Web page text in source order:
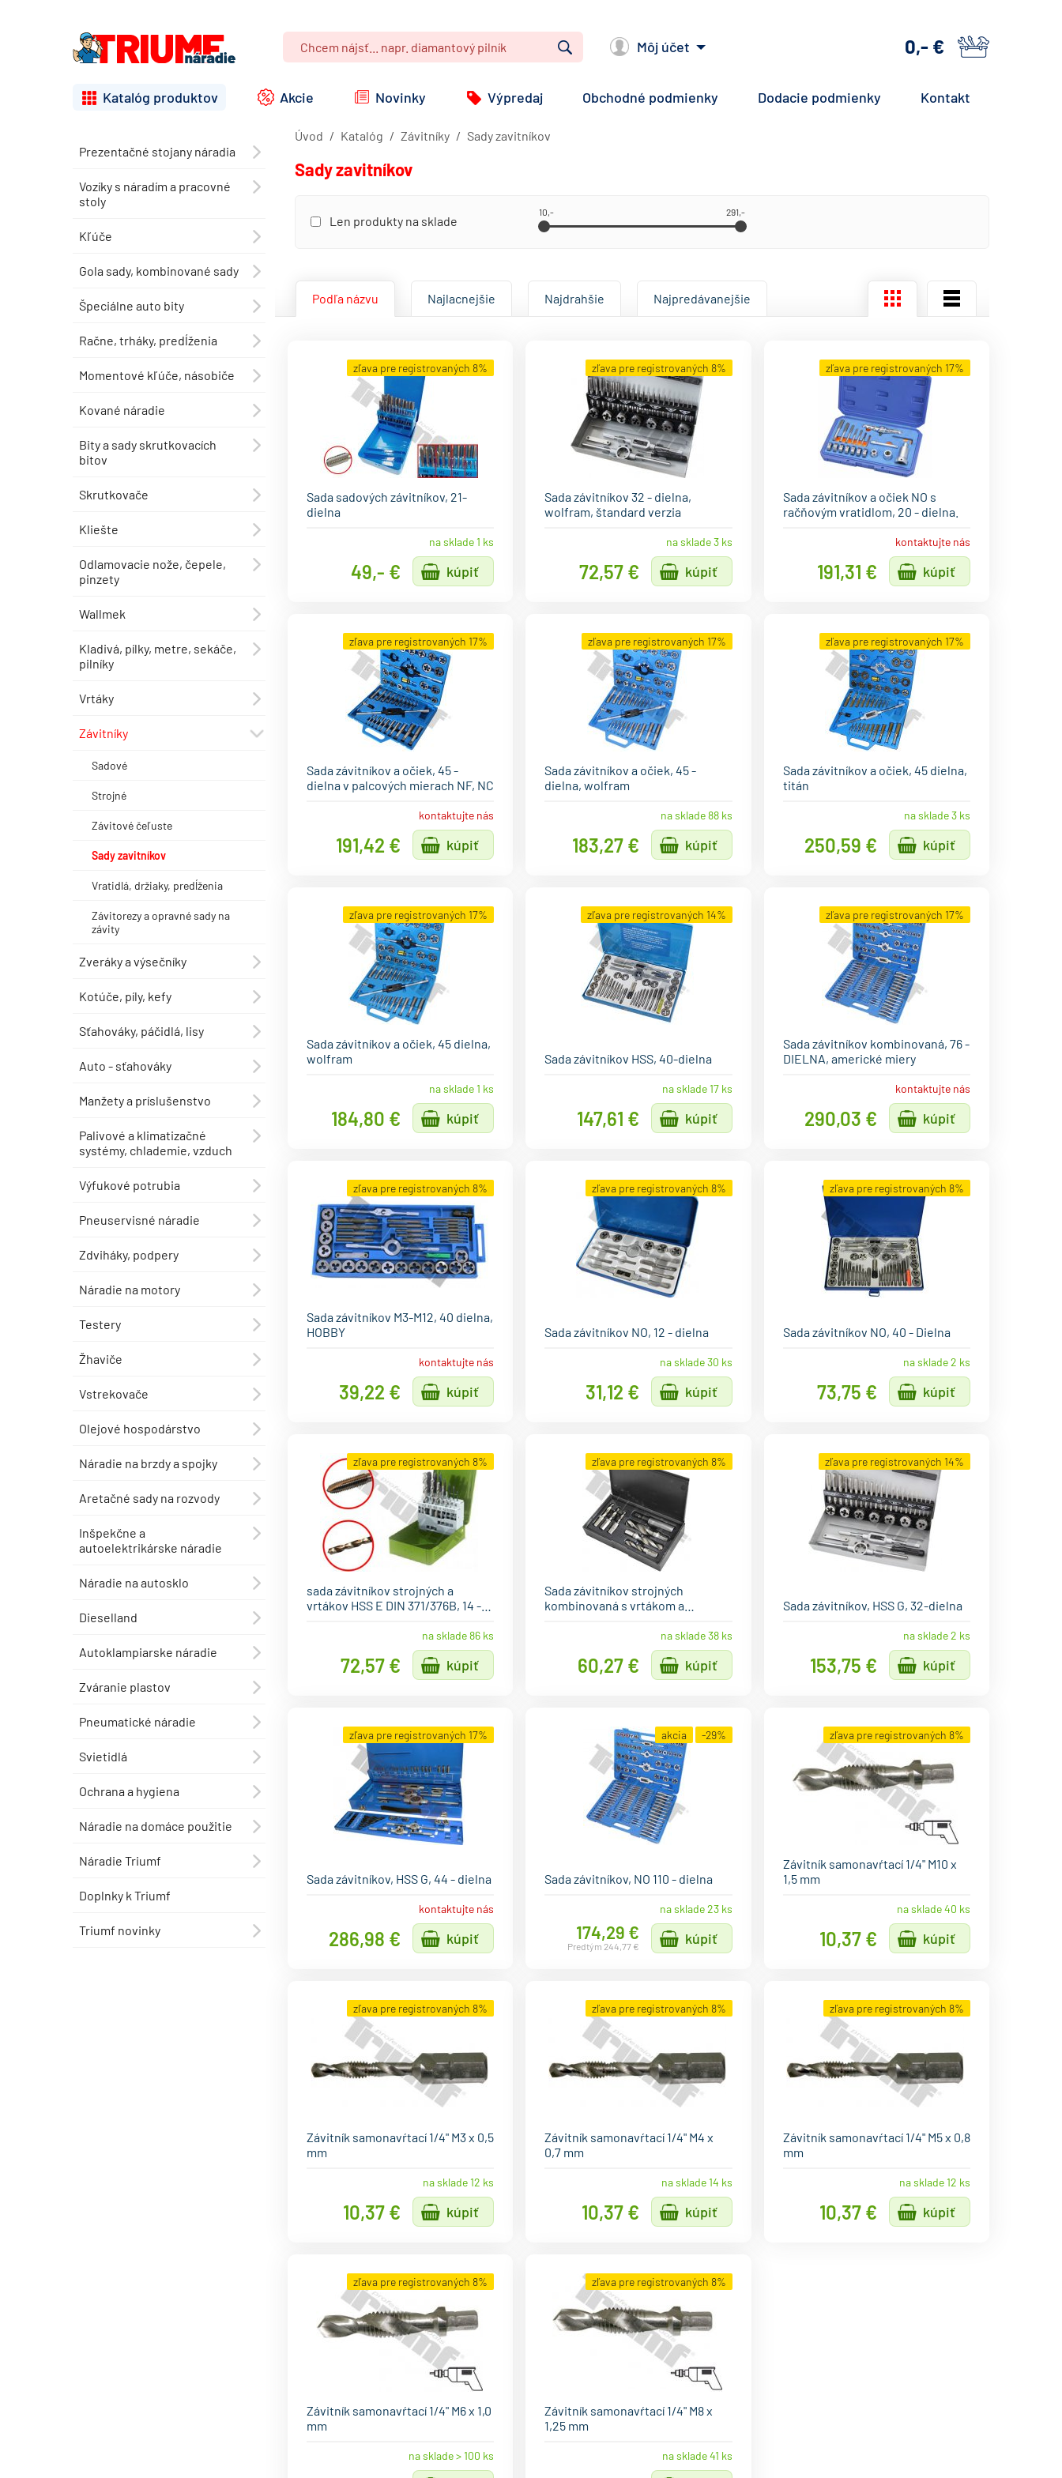
Vyhľadať Môj účet 0,- €
Katalóg produktov Akcie Novinky Výpredaj Obchodné podmienky Dodacie podmienky Kontakt
Prezentačné stojany náradia
Vozíky s náradím a pracovné
stoly
Kľúče
Gola sady, kombinované sady
Špeciálne auto bity
Račne, trháky, predĺženia
Momentové kľúče, násobiče
Kované náradie
Bity a sady skrutkovacích
bitov
Skrutkovače
Kliešte
Odlamovacie nože, čepele,
pinzety
Wallmek
Kladivá, pílky, metre, sekáče,
pilníky
Vrtáky
Závitníky
Sadové
Strojné
Závitové čeľuste
Sady zavitníkov
Vratidlá, držiaky, predĺženia
Závitorezy a opravné sady na
závity
Zveráky a výsečníky
Kotúče, píly, kefy
Sťahováky, páčidlá, lisy
Auto - sťahováky
Manžety a príslušenstvo
Palivové a klimatizačné
systémy, chlademie, vzduch
Výfukové potrubia
Pneuservisné náradie
Zdviháky, podpery
Náradie na motory
Testery
Žhaviče
Vstrekovače
Olejové hospodárstvo
Náradie na brzdy a spojky
Aretačné sady na rozvody
Inšpekčne a
autoelektrikárske náradie
Náradie na autosklo
Dieselland
Autoklampiarske náradie
Zváranie plastov
Pneumatické náradie
Svietidlá
Ochrana a hygiena
Náradie na domáce použitie
Náradie Triumf
Doplnky k Triumf
Triumf novinky
Úvod Katalóg Závitníky Sady zavitníkov
Sady zavitníkov
Len produkty na sklade
10,- 291,-
Podľa názvu Najlacnejšie Najdrahšie Najpredávanejšie Mriežka
zľava pre registrovaných 8%
Sada sadových závitníkov, 21-
dielna
na sklade 1 ks
49,- € kúpiť
zľava pre registrovaných 8%
Sada závitníkov 32 - dielna,
wolfram, štandard verzia
na sklade 3 ks
72,57 € kúpiť
zľava pre registrovaných 17%
Sada závitníkov a očiek NO s
račňovým vratidlom, 20 - dielna.
kontaktujte nás
191,31 € kúpiť
zľava pre registrovaných 17%
Sada závitníkov a očiek, 45 -
dielna v palcových mierach NF, NC
kontaktujte nás
191,42 € kúpiť
zľava pre registrovaných 17%
Sada závitníkov a očiek, 45 -
dielna, wolfram
na sklade 88 ks
183,27 € kúpiť
zľava pre registrovaných 17%
Sada závitníkov a očiek, 45 dielna,
titán
na sklade 3 ks
250,59 € kúpiť
zľava pre registrovaných 17%
Sada závitníkov a očiek, 45 dielna,
wolfram
na sklade 1 ks
184,80 € kúpiť
zľava pre registrovaných 14%
Sada závitníkov HSS, 40-dielna
na sklade 17 ks
147,61 € kúpiť
zľava pre registrovaných 17%
Sada závitníkov kombinovaná, 76 -
DIELNA, americké miery
kontaktujte nás
290,03 € kúpiť
zľava pre registrovaných 8%
Sada závitníkov M3-M12, 40 dielna,
HOBBY
kontaktujte nás
39,22 € kúpiť
zľava pre registrovaných 8%
Sada závitníkov NO, 12 - dielna
na sklade 30 ks
31,12 € kúpiť
zľava pre registrovaných 8%
Sada závitníkov NO, 40 - Dielna
na sklade 2 ks
73,75 € kúpiť
zľava pre registrovaných 8%
sada závitníkov strojných a
vrtákov HSS E DIN 371/376B, 14 -…
na sklade 86 ks
72,57 € kúpiť
zľava pre registrovaných 8%
Sada závitníkov strojných
kombinovaná s vrtákom a…
na sklade 38 ks
60,27 € kúpiť
zľava pre registrovaných 14%
Sada závitníkov, HSS G, 32-dielna
na sklade 2 ks
153,75 € kúpiť
zľava pre registrovaných 17%
Sada závitníkov, HSS G, 44 - dielna
kontaktujte nás
286,98 € kúpiť
akcia -29%
Sada závitníkov, NO 110 - dielna
na sklade 23 ks
174,29 €
Predtým 244,77 € kúpiť
zľava pre registrovaných 8%
Závitník samonavŕtací 1/4" M10 x
1,5 mm
na sklade 40 ks
10,37 € kúpiť
zľava pre registrovaných 8%
Závitník samonavŕtací 1/4" M3 x 0,5
mm
na sklade 12 ks
10,37 € kúpiť
zľava pre registrovaných 8%
Závitník samonavŕtací 1/4" M4 x
0,7 mm
na sklade 14 ks
10,37 € kúpiť
zľava pre registrovaných 8%
Závitník samonavŕtací 1/4" M5 x 0,8
mm
na sklade 12 ks
10,37 € kúpiť
zľava pre registrovaných 8%
Závitník samonavŕtací 1/4" M6 x 1,0
mm
na sklade > 100 ks
zľava pre registrovaných 8%
Závitník samonavŕtací 1/4" M8 x
1,25 mm
na sklade 41 ks